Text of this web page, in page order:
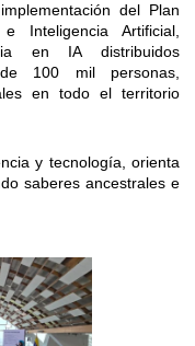
del Plan
Inteligencia Artificial,
en IA distribuidos
100 mil personas,
en todo el territorio
y tecnología, orienta
saberes ancestrales e